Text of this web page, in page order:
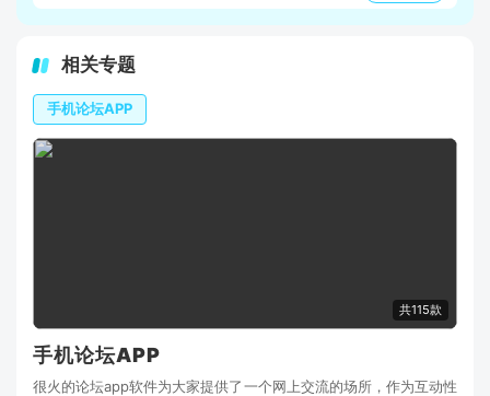
相关专题
手机论坛APP
共115款
手机论坛APP
很火的论坛app软件为大家提供了一个网上交流的场所，作为互动性